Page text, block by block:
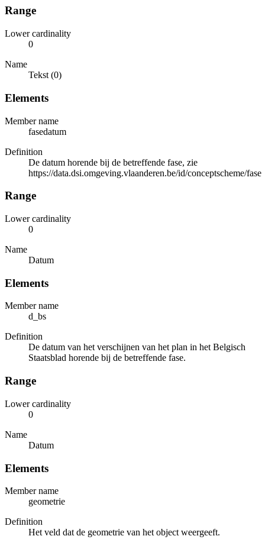
Range
Lower cardinality
0
Name
Tekst (0)
Elements
Member name
fasedatum
Definition
De datum horende bij de betreffende fase, zie
https://data.dsi.omgeving.vlaanderen.be/id/conceptscheme/fase
Range
Lower cardinality
0
Name
Datum
Elements
Member name
d_bs
Definition
De datum van het verschijnen van het plan in het Belgisch
Staatsblad horende bij de betreffende fase.
Range
Lower cardinality
0
Name
Datum
Elements
Member name
geometrie
Definition
Het veld dat de geometrie van het object weergeeft.